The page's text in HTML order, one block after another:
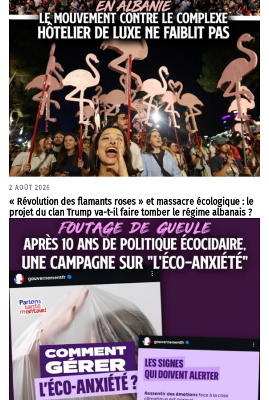
2 AOÛT 2026
« Révolution des flamants roses » et massacre écologique : le
projet du clan Trump va-t-il faire tomber le régime albanais ?